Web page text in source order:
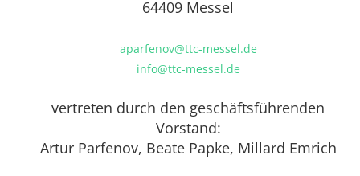
64409 Messel
aparfenov@ttc-messel.de
info@ttc-messel.de
vertreten durch den geschäftsführenden
Vorstand:
Artur Parfenov, Beate Papke, Millard Emrich